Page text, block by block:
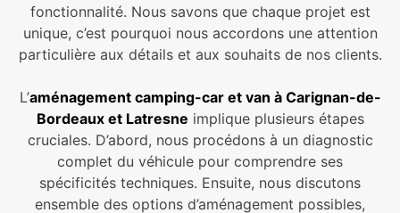
fonctionnalité. Nous savons que chaque projet est
unique, c’est pourquoi nous accordons une attention
particulière aux détails et aux souhaits de nos clients.
L’aménagement camping-car et van à Carignan-de-
Bordeaux et Latresne implique plusieurs étapes
cruciales. D’abord, nous procédons à un diagnostic
complet du véhicule pour comprendre ses
spécificités techniques. Ensuite, nous discutons
ensemble des options d’aménagement possibles,